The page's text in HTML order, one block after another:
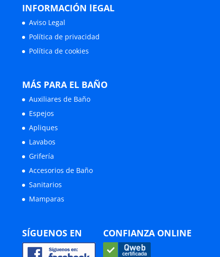
INFORMACIÓN lEGAL
Aviso Legal
Política de privacidad
Política de cookies
MÁS PARA EL BAÑO
Auxiliares de Baño
Espejos
Apliques
Lavabos
Grifería
Accesorios de Baño
Sanitarios
Mamparas
SÍGUENOS EN CONFIANZA ONLINE